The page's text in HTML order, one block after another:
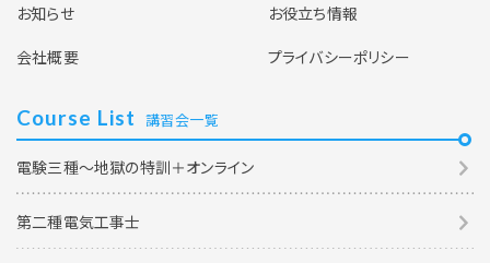
お知らせ
お役立ち情報
会社概要
プライバシーポリシー
Course List 講習会一覧
電験三種～地獄の特訓＋オンライン
第二種電気工事士